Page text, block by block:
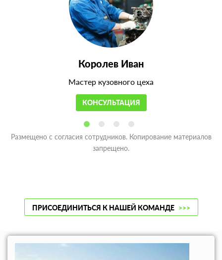
Королев Иван
Мастер кузовного цеха
КОНСУЛЬТАЦИЯ
Размещено с согласия сотрудников. Копирование материалов
запрещено.
ПРИСОЕДИНИТЬСЯ К НАШЕЙ КОМАНДЕ >>>